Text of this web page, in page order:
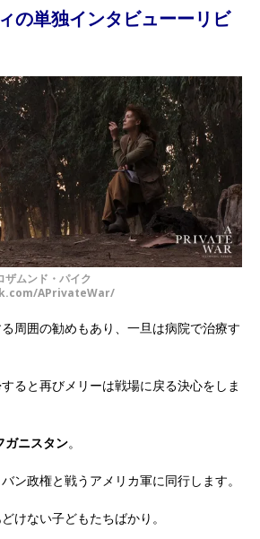
の単独インタビューーリビ
ザムンド・パイク
APrivateWar/
周囲の勧めもあり、一旦は病院で治療す
ると再びメリーは戦場に戻る決心をしま
ガニスタン。
ン政権と戦うアメリカ軍に同行します。
けない子どもたちばかり。